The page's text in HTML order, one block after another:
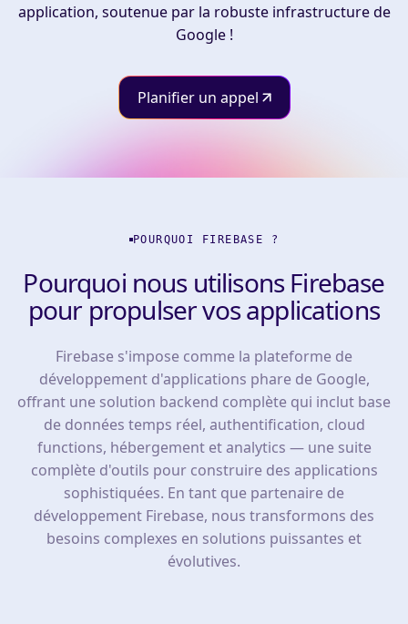
application, soutenue par la robuste infrastructure de
Google !
Planifier un appel
POURQUOI FIREBASE ?
Pourquoi nous utilisons Firebase
pour propulser vos applications
Firebase s'impose comme la plateforme de
développement d'applications phare de Google,
offrant une solution backend complète qui inclut base
de données temps réel, authentification, cloud
functions, hébergement et analytics — une suite
complète d'outils pour construire des applications
sophistiquées. En tant que partenaire de
développement Firebase, nous transformons des
besoins complexes en solutions puissantes et
évolutives.